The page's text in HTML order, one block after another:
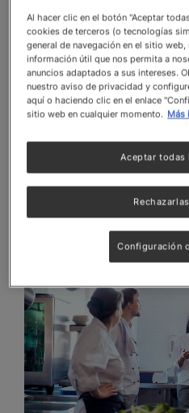
informadas sobre qué
obtener el máximo
Realiza unmapeo
la recepción de materias
del producto final.
ineficiencias,
automatización podría
–“cuellos de botella”–.
Al hacer clic en el botón "Aceptar
cookies de terceros (o tecnologías
general de navegación en el sitio
información útil que nos permita a
anuncios adaptados a sus intereses.
nuestro aviso de privacidad y
aquí o haciendo clic en el enlace
sitio web en cualquier momento. Más
Aceptar todas
Configuración